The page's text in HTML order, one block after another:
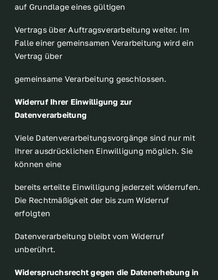
auf Grundlage eines gültigen
Vertrags über Auftragsverarbeitung weiter. Im
Falle einer gemeinsamen Verarbeitung wird ein
Vertrag über
gemeinsame Verarbeitung geschlossen.
Widerruf Ihrer Einwilligung zur
Datenverarbeitung
Viele Datenverarbeitungsvorgänge sind nur mit
Ihrer ausdrücklichen Einwilligung möglich. Sie
können eine
bereits erteilte Einwilligung jederzeit widerrufen.
Die Rechtmäßigkeit der bis zum Widerruf
erfolgten
Datenverarbeitung bleibt vom Widerruf
unberührt.
Widerspruchsrecht gegen die Datenerhebung in